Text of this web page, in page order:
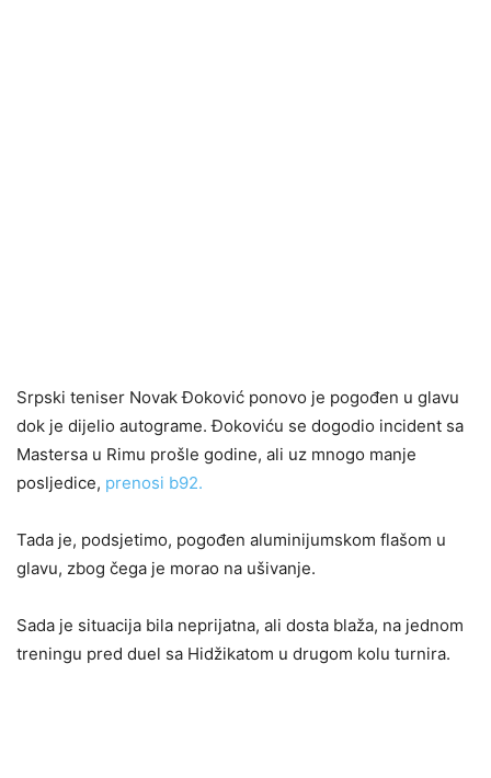
Srpski teniser Novak Đoković ponovo je pogođen u glavu
dok je dijelio autograme. Đokoviću se dogodio incident sa
Mastersa u Rimu prošle godine, ali uz mnogo manje
posljedice, prenosi b92.
Tada je, podsjetimo, pogođen aluminijumskom flašom u
glavu, zbog čega je morao na ušivanje.
Sada je situacija bila neprijatna, ali dosta blaža, na jednom
treningu pred duel sa Hidžikatom u drugom kolu turnira.